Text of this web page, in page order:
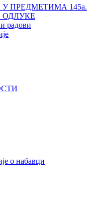
ПРЕДМЕТИМА 145а.
ОДЛУКЕ
радови
о набавци